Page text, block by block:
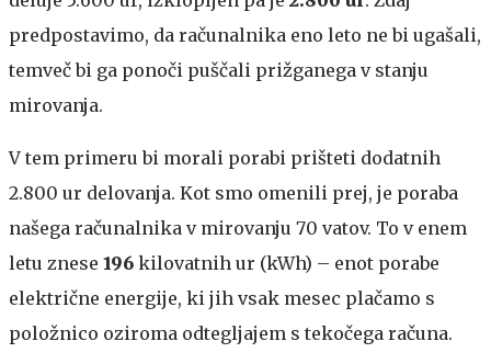
predpostavimo, da računalnika eno leto ne bi ugašali,
temveč bi ga ponoči puščali prižganega v stanju
mirovanja.
V tem primeru bi morali porabi prišteti dodatnih
2.800 ur delovanja. Kot smo omenili prej, je poraba
našega računalnika v mirovanju 70 vatov. To v enem
letu znese 196 kilovatnih ur (kWh) – enot porabe
električne energije, ki jih vsak mesec plačamo s
položnico oziroma odtegljajem s tekočega računa.